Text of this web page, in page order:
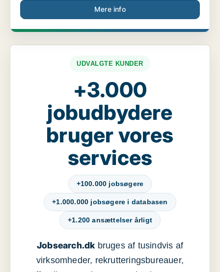
Mere info
UDVALGTE KUNDER
+3.000
jobudbydere
bruger vores
services
+100.000 jobsøgere
+1.000.000 jobsøgere i databasen
+1.200 ansættelser årligt
Jobsearch.dkbruges af tusindvis af
virksomheder, rekrutteringsbureauer,